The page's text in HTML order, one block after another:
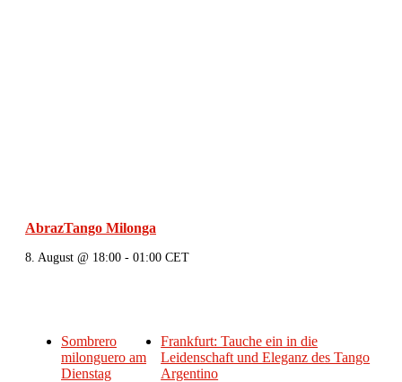
AbrazTango Milonga
8. August @ 18:00 - 01:00 CET
Sombrero
milonguero am
Dienstag
Frankfurt: Tauche ein in die
Leidenschaft und Eleganz des Tango
Argentino